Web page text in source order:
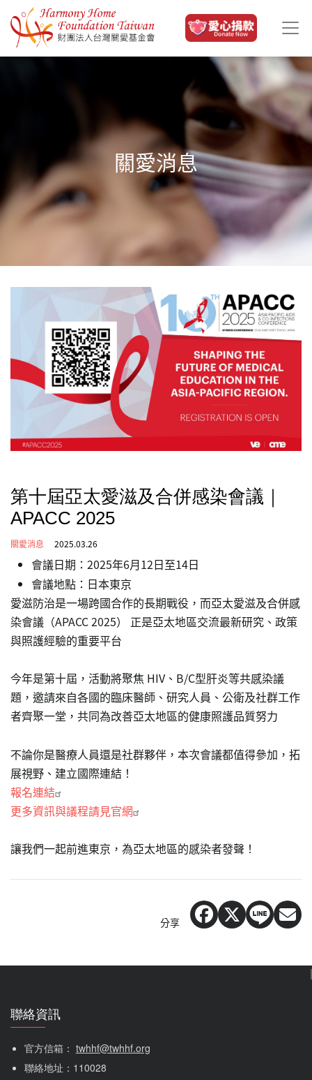
移至主內容
關愛消息
第十屆亞太愛滋及合併感染會議｜
APACC 2025
關愛消息 2025.03.26
會議日期：2025年6月12日至14日
會議地點：日本東京
愛滋防治是一場跨國合作的長期戰役，而亞太愛滋及合併感
染會議（APACC 2025） 正是亞太地區交流最新研究、政策
與照護經驗的重要平台
今年是第十屆，活動將聚焦 HIV、B/C型肝炎等共感染議
題，邀請來自各國的臨床醫師、研究人員、公衛及社群工作
者齊聚一堂，共同為改善亞太地區的健康照護品質努力
不論你是醫療人員還是社群夥伴，本次會議都值得參加，拓
展視野、建立國際連結！
報名連結
更多資訊與議程請見官網
讓我們一起前進東京，為亞太地區的感染者發聲！
分享
聯絡資訊
官方信箱： twhhf@twhhf.org
聯絡地址：110028